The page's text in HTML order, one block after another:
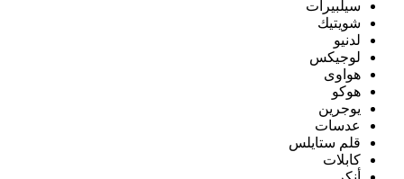
سيلبيرات
شويتيك
لدنيو
لوجيكس
هواوى
هوكو
يوجرين
عدسات
قلم ستايلس
كابلات